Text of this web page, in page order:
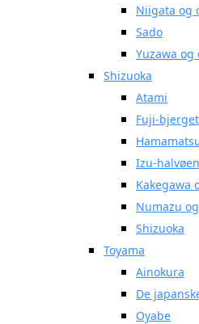
Niigata og
Sado
Yuzawa og
Shizuoka
Atami
Fuji-
Izu-halvøen
Kakegawa
Numazu
Shizuoka
Toyama
Ainokura
De
Oyabe